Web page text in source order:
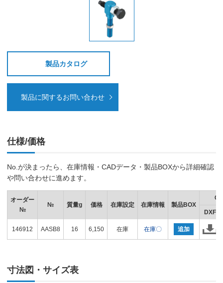
製品カタログ
製品に関するお問い合わせ
仕様/価格
No.が決まったら、在庫情報・CADデータ・製品BOXから詳細確認
や問い合わせに進めます。
オーダー
№
№ 質量g 価格 在庫設定 在庫情報 製品BOX
DXF
146912 AASB8 16 6,150 在庫 在庫〇 追加
寸法図・サイズ表